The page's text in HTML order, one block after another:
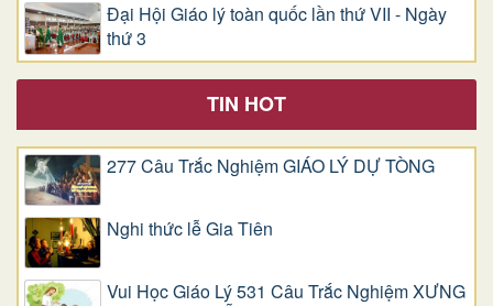
Đại Hội Giáo lý toàn quốc lần thứ VII - Ngày
thứ 3
TIN HOT
277 Câu Trắc Nghiệm GIÁO LÝ DỰ TÒNG
Nghi thức lễ Gia Tiên
Vui Học Giáo Lý 531 Câu Trắc Nghiệm XƯNG